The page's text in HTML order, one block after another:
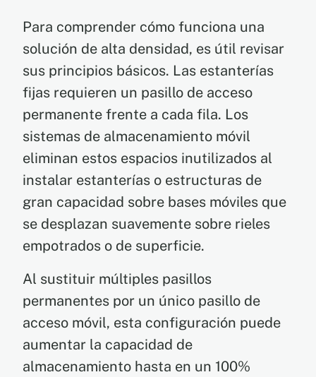
Para comprender cómo funciona una
solución de alta densidad, es útil revisar
sus principios básicos. Las estanterías
fijas requieren un pasillo de acceso
permanente frente a cada fila. Los
sistemas de almacenamiento móvil
eliminan estos espacios inutilizados al
instalar estanterías o estructuras de
gran capacidad sobre bases móviles que
se desplazan suavemente sobre rieles
empotrados o de superficie.
Al sustituir múltiples pasillos
permanentes por un único pasillo de
acceso móvil, esta configuración puede
aumentar la capacidad de
almacenamiento hasta en un 100%